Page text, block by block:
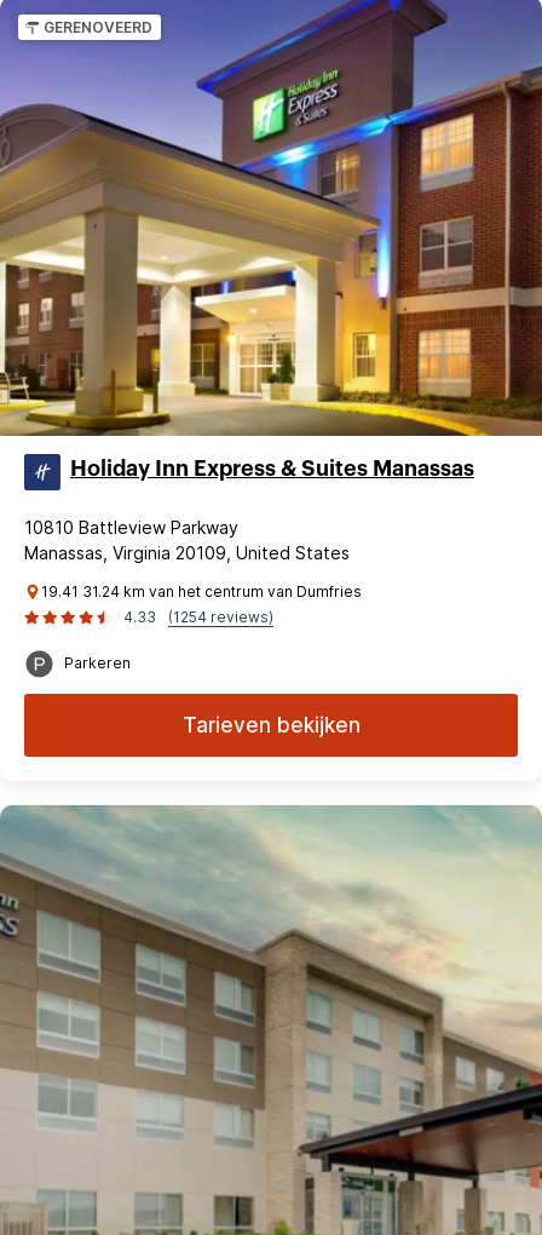
GERENOVEERD
Holiday Inn Express & Suites Manassas
10810 Battleview Parkway
Manassas, Virginia 20109, United States
19.41 31.24 km van het centrum van Dumfries
4.33
(1254 reviews)
Parkeren
Tarieven bekijken